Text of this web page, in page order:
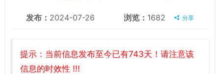
发布： 2024-07-26 浏览： 1682 分享
提示：当前信息发布至今已有743天！请注意该
信息的时效性 !!!